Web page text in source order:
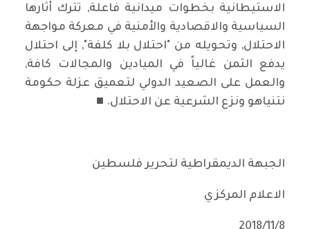
الاستيطانية بخطوات ميدانية فاعلة, تترك أثارها
السياسية والاقصادية والأمنية في معركة مواجهة
الاحتلال, وتحويله من "احتلال بلا كلفة", إلى احتلال
يدفع الثمن غالياً في الميادين والمجالات كافة,
والعمل على الصعيد الدولي لتعميق عزلة حكومة
نتنياهو ونزع الشرعية عن الاحتلال. ■
الجبهة الديمقراطية لتحرير فلسطين
الاعلام المركزي